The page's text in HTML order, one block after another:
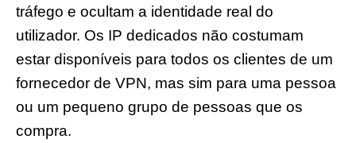
tráfego e ocultam a identidade real do
utilizador. Os IP dedicados não costumam
estar disponíveis para todos os clientes de um
fornecedor de VPN, mas sim para uma pessoa
ou um pequeno grupo de pessoas que os
compra.